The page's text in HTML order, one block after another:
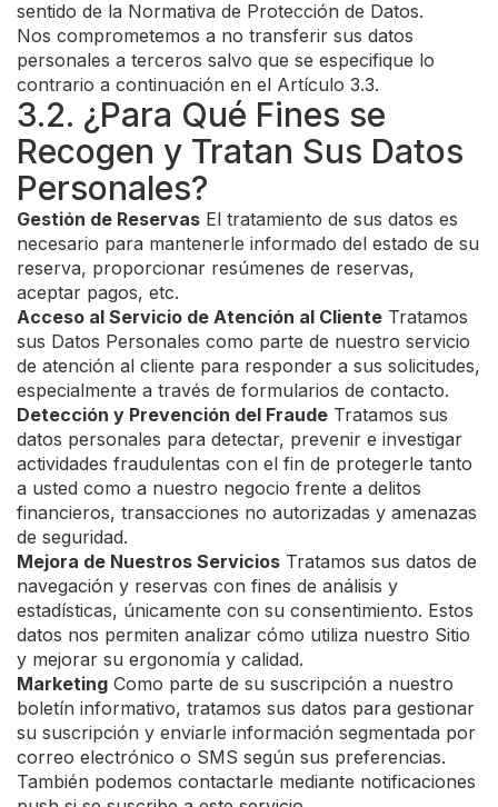
sentido de la Normativa de Protección de Datos.
Nos comprometemos a no transferir sus datos
personales a terceros salvo que se especifique lo
contrario a continuación en el Artículo 3.3.
3.2. ¿Para Qué Fines se
Recogen y Tratan Sus Datos
Personales?
Gestión de Reservas El tratamiento de sus datos es
necesario para mantenerle informado del estado de su
reserva, proporcionar resúmenes de reservas,
aceptar pagos, etc.
Acceso al Servicio de Atención al Cliente Tratamos
sus Datos Personales como parte de nuestro servicio
de atención al cliente para responder a sus solicitudes,
especialmente a través de formularios de contacto.
Detección y Prevención del Fraude Tratamos sus
datos personales para detectar, prevenir e investigar
actividades fraudulentas con el fin de protegerle tanto
a usted como a nuestro negocio frente a delitos
financieros, transacciones no autorizadas y amenazas
de seguridad.
Mejora de Nuestros Servicios Tratamos sus datos de
navegación y reservas con fines de análisis y
estadísticas, únicamente con su consentimiento. Estos
datos nos permiten analizar cómo utiliza nuestro Sitio
y mejorar su ergonomía y calidad.
Marketing Como parte de su suscripción a nuestro
boletín informativo, tratamos sus datos para gestionar
su suscripción y enviarle información segmentada por
correo electrónico o SMS según sus preferencias.
También podemos contactarle mediante notificaciones